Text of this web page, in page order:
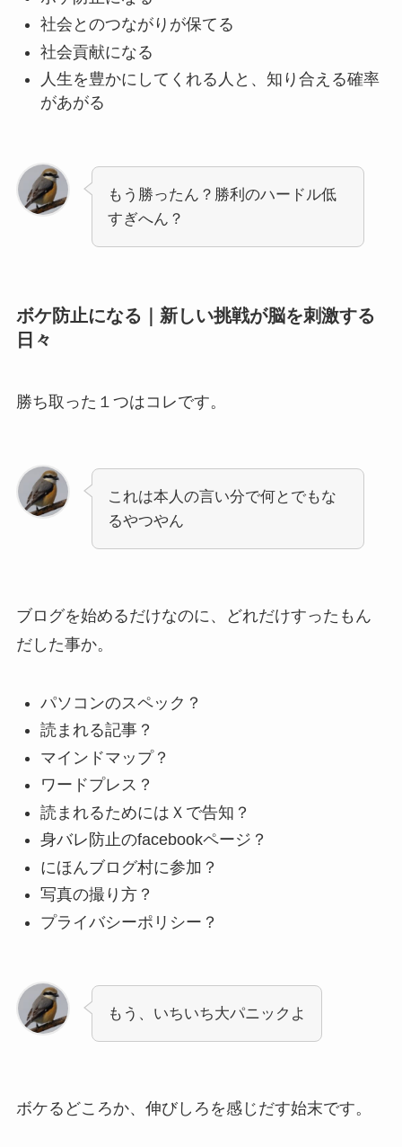
社会とのつながりが保てる
社会貢献になる
人生を豊かにしてくれる人と、知り合える確率
があがる
もう勝ったん？勝利のハードル低
すぎへん？
ボケ防止になる｜新しい挑戦が脳を刺激する
日々
勝ち取った１つはコレです。
これは本人の言い分で何とでもな
るやつやん
ブログを始めるだけなのに、どれだけすったもん
だした事か。
パソコンのスペック？
読まれる記事？
マインドマップ？
ワードプレス？
読まれるためにはＸで告知？
身バレ防止のfacebookページ？
にほんブログ村に参加？
写真の撮り方？
プライバシーポリシー？
もう、いちいち大パニックよ
ボケるどころか、伸びしろを感じだす始末です。